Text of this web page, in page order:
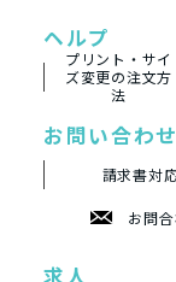
ヘルプ
プリント・サイ
ズ変更の注文方
法
お問い合わせ
請求書対
お問
求人